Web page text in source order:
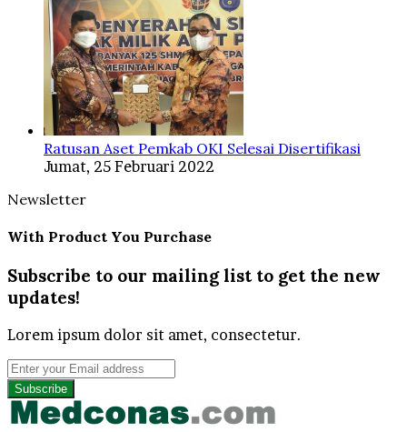
Ratusan Aset Pemkab OKI Selesai Disertifikasi
Jumat, 25 Februari 2022
Newsletter
With Product You Purchase
Subscribe to our mailing list to get the new
updates!
Lorem ipsum dolor sit amet, consectetur.
Enter
your
Email
address